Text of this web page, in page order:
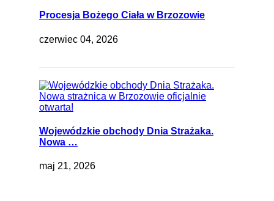
Procesja Bożego Ciała w Brzozowie
czerwiec 04, 2026
Wojewódzkie obchody Dnia Strażaka.
Nowa …
maj 21, 2026